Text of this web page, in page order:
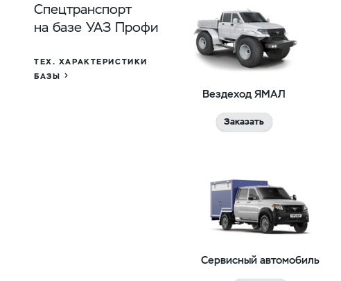
Спецтранспорт
на базе УАЗ Профи
ТЕХ. ХАРАКТЕРИСТИКИ
БАЗЫ
Вездеход ЯМАЛ
Заказать
Сервисный автомобиль